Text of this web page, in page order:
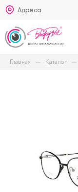
Адреса
Главная Каталог